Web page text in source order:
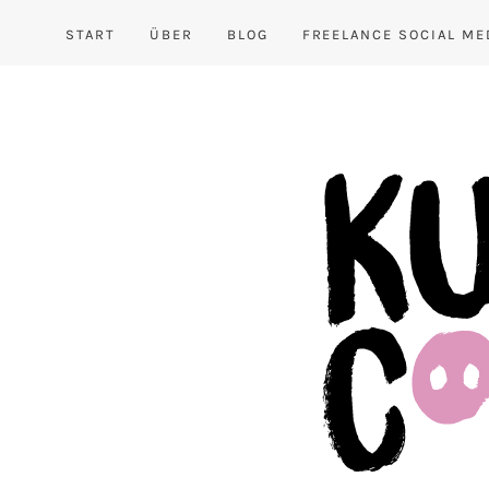
START ÜBER BLOG FREELANCE SOCIAL